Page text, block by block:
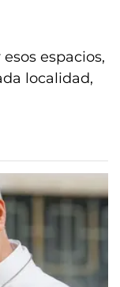
espacios,
localidad,